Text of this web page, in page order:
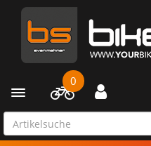
Toggle navigation
0